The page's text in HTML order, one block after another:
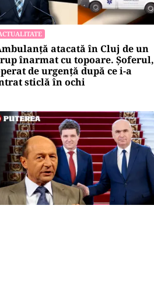
atacată în Cluj de un
înarmat cu topoare. Șoferul,
de urgență după ce i-a
sticlă în ochi